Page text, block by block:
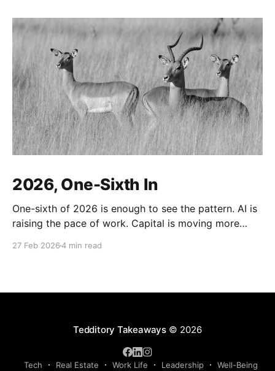
2026, One-Sixth In
One-sixth of 2026 is enough to see the pattern. AI is
raising the pace of work. Capital is moving more
27 Feb 20264 min read
Tedditory Takeaways© 2026
Tech Real Estate Work Life Leadership Well-Being